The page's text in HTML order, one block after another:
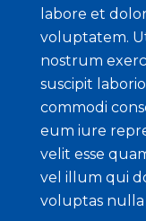
labore et
voluptatem.
nostrum
suscipit
commodi
eum iure
velit esse
vel illum qui
voluptas nulla